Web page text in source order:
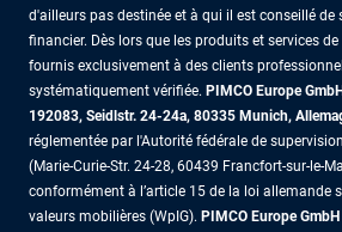
d'ailleurs pas destinée et à qui il est conseillé de
financier. Dès lors que les produits et services
fournis exclusivement à des clients
systématiquement vérifiée. PIMCO Europe
192083, Seidlstr. 24-24a, 80335 Munich,
réglementée par l'Autorité fédérale de
(Marie-Curie-Str. 24-28, 60439 Francfort-sur-le-
conformément à l’article 15 de la loi allemande
valeurs mobilières (WpIG). PIMCO Europe